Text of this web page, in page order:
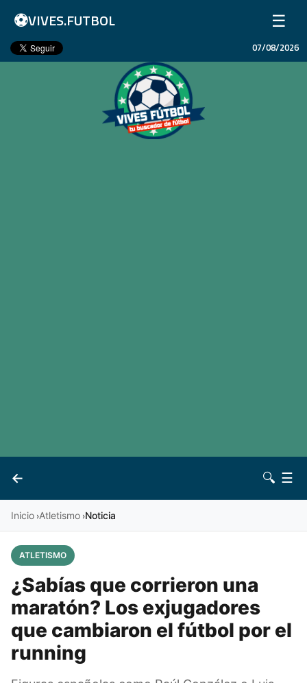
⚽VIVES.FUTBOL ☰
Inicio
07/08/2026
←
Vives 🔍 ☰
Inicio ›Atletismo ›Noticia
ATLETISMO
¿Sabías que corrieron una
maratón? Los exjugadores
que cambiaron el fútbol por el
running